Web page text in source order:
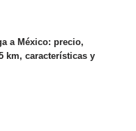
a México: precio,
km, características y